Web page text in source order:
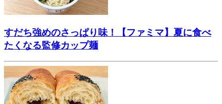
すだち強めのさっぱり味！【ファミマ】夏に食べ
たくなる監修カップ麺